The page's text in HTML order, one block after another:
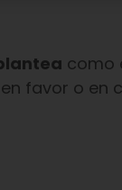
como
favor o en